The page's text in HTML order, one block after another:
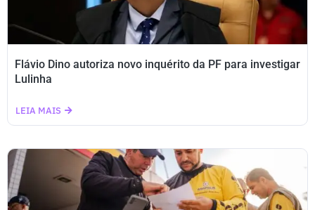
Flávio Dino autoriza novo inquérito da PF para investigar
Lulinha
LEIA MAIS